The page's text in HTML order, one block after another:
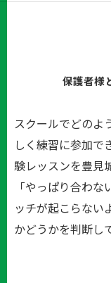
保護者様
スクールでどのよ
しく練習に参加で
験レッスンを豊見
「やっぱり合わ
ッチが起こらない
かどうかを判断し